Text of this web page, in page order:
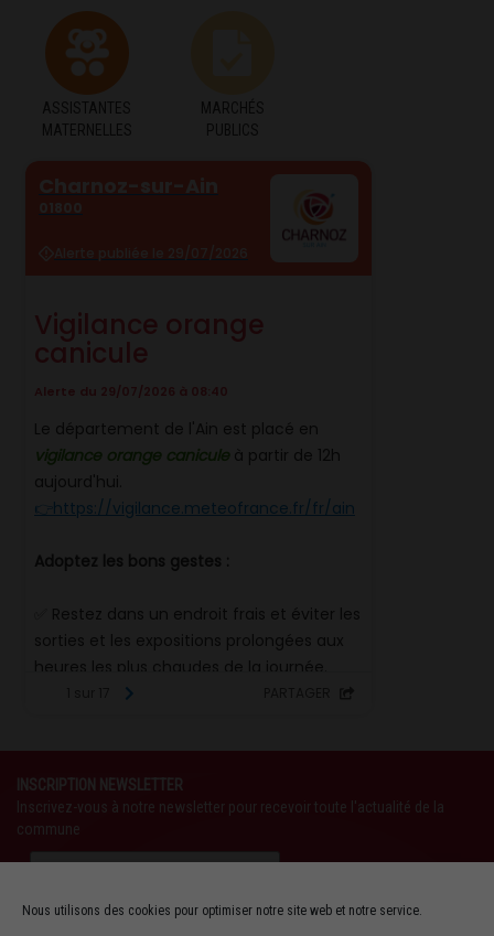
Nous utilisons des cookies pour optimiser notre site web et notre service.
ASSISTANTES
MATERNELLES
MARCHÉS
PUBLICS
INSCRIPTION NEWSLETTER
Inscrivez-vous à notre newsletter pour recevoir toute l'actualité de la
commune